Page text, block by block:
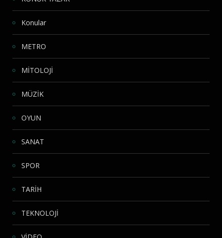
Konular
METRO
MİTOLOJİ
MÜZİK
OYUN
SANAT
SPOR
TARİH
TEKNOLOJİ